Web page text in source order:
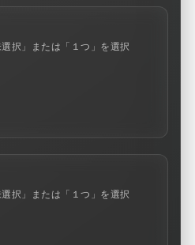
かな品質で信頼を築き
価格へ歩み続けます
蓋の販売
荷重設計
選択」または「１つ」を選択
選択」または「１つ」を選択